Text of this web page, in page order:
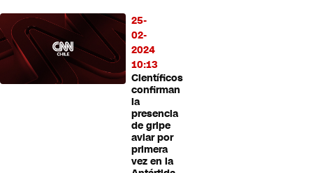
25-
02-
2024
10:13
Científicos
confirman
la
presencia
de gripe
aviar por
primera
vez en la